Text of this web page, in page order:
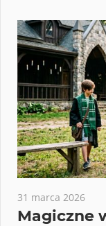
31 marca 2026
Magiczne